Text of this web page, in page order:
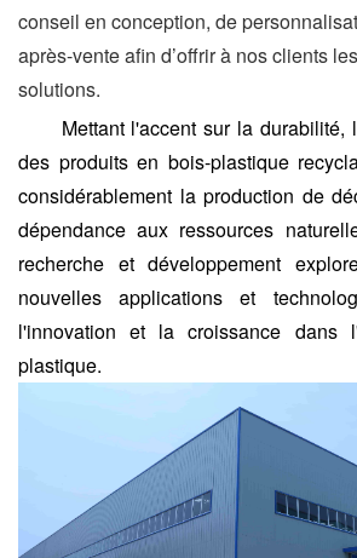
conseil en conception, de
après-vente afin d’offrir à nos clients
solutions.
Mettant l'accent sur la durabilité,
des produits en bois-plastique
considérablement la production de
dépendance aux ressources
recherche et développement
nouvelles applications et
l'innovation et la croissance dans
plastique.